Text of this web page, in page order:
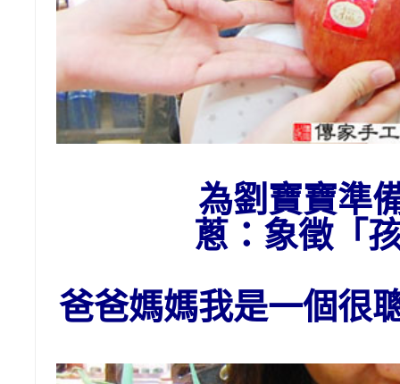
為劉寶寶準
蔥：象徵「
爸爸媽媽我是一個很